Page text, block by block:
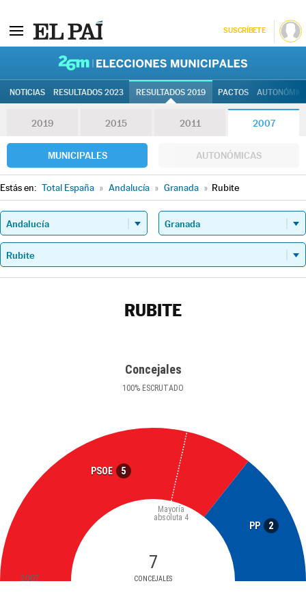
SUSCRÍBETE
NOTICIAS RESULTADOS 2023 RESULTADOS 2019 PACTOS
2019 2015 2011 2007
MUNICIPALES AUTONÓMICAS
Estás en: Total España » Andalucía » Granada » Rubite
RUBITE
Concejales
100% ESCRUTADO
PSOE 5
PP 2
7
CONCEJALES
Mayoría
absoluta 4
2007